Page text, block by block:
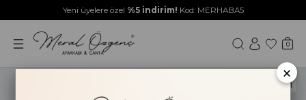
Yeni üyelere özel %5 indirim! Kod: MERHABA5
0
HAKİKİ DERİ
×